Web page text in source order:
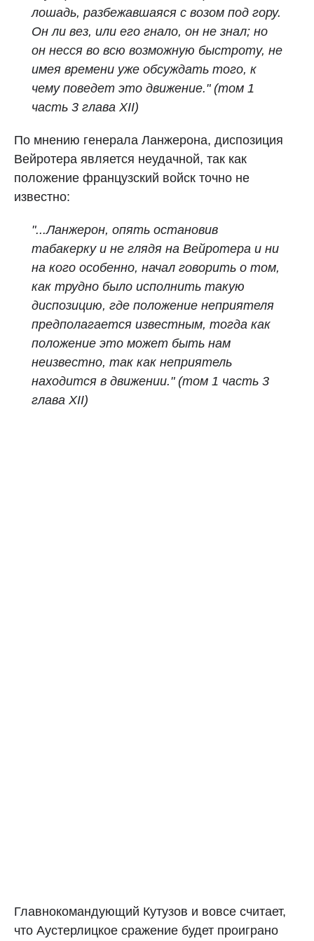
лошадь, разбежавшаяся с возом под гору.
Он ли вез, или его гнало, он не знал; но
он несся во всю возможную быстроту, не
имея времени уже обсуждать того, к
чему поведет это движение." (том 1
часть 3 глава XII)
По мнению генерала Ланжерона, диспозиция
Вейротера является неудачной, так как
положение французский войск точно не
известно:
"...Ланжерон, опять остановив
табакерку и не глядя на Вейротера и ни
на кого особенно, начал говорить о том,
как трудно было исполнить такую
диспозицию, где положение неприятеля
предполагается известным, тогда как
положение это может быть нам
неизвестно, так как неприятель
находится в движении." (том 1 часть 3
глава XII)
Главнокомандующий Кутузов и вовсе считает,
что Аустерлицкое сражение будет проиграно